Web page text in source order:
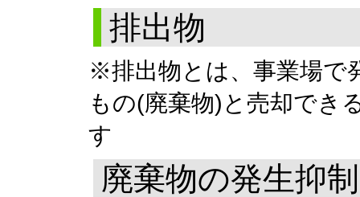
排出物
※排出物とは、事業場で
もの(廃棄物)と売却でき
す
廃棄物の発生抑制